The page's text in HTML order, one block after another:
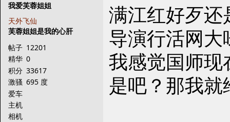
我爱芙蓉姐姐
天外飞仙
芙蓉姐姐是我的心肝
帖子 12201
精华 0
积分 33617
激骚 695 度
爱车
主机
相机
满江红好歹
导演行活网大
我感觉国师现
是吧？那我就